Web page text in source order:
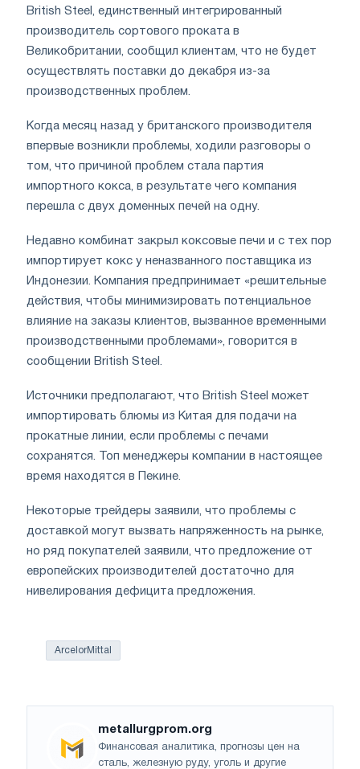
British Steel, единственный интегрированный
производитель сортового проката в
Великобритании, сообщил клиентам, что не будет
осуществлять поставки до декабря из-за
производственных проблем.
Когда месяц назад у британского производителя
впервые возникли проблемы, ходили разговоры о
том, что причиной проблем стала партия
импортного кокса, в результате чего компания
перешла с двух доменных печей на одну.
Недавно комбинат закрыл коксовые печи и с тех пор
импортирует кокс у неназванного поставщика из
Индонезии. Компания предпринимает «решительные
действия, чтобы минимизировать потенциальное
влияние на заказы клиентов, вызванное временными
производственными проблемами», говорится в
сообщении British Steel.
Источники предполагают, что British Steel может
импортировать блюмы из Китая для подачи на
прокатные линии, если проблемы с печами
сохранятся. Топ менеджеры компании в настоящее
время находятся в Пекине.
Некоторые трейдеры заявили, что проблемы с
доставкой могут вызвать напряженность на рынке,
но ряд покупателей заявили, что предложение от
европейских производителей достаточно для
нивелирования дефицита предложения.
ArcelorMittal
metallurgprom.org
Финансовая аналитика, прогнозы цен на
сталь, железную руду, уголь и другие